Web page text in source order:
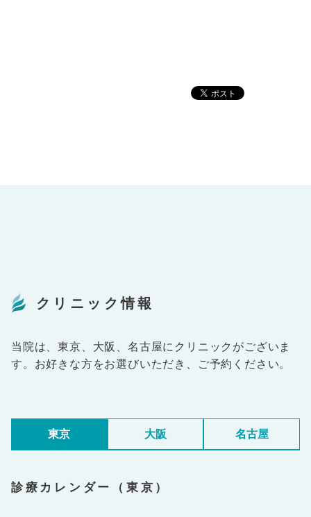
クリニック情報
当院は、東京、大阪、名古屋にクリニックがございま
す。お好きな方をお選びいただき、ご予約ください。
東京 大阪 名古屋
診療カレンダー（東京）